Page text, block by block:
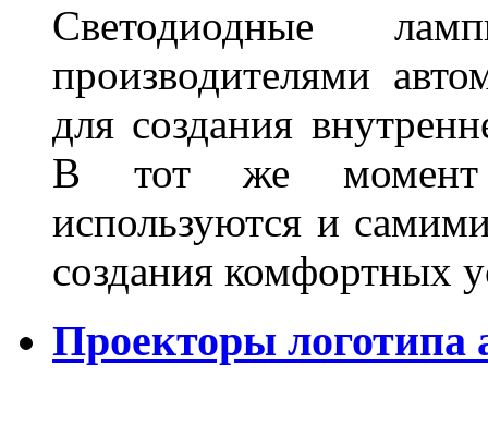
Светодиодные
производителями
для создания
В тот же момент
используются и
создания комфортных
Проекторы логотипа